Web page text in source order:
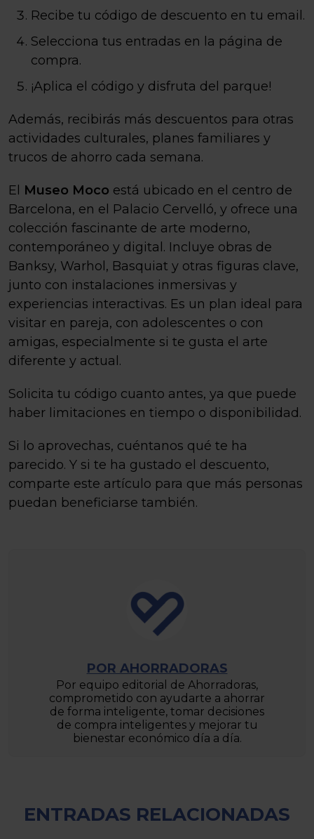
Recibe tu código de descuento en tu email.
Selecciona tus entradas en la página de
compra.
¡Aplica el código y disfruta del parque!
Además, recibirás más descuentos para otras
actividades culturales, planes familiares y
trucos de ahorro cada semana.
El Museo Moco está ubicado en el centro de
Barcelona, en el Palacio Cervelló, y ofrece una
colección fascinante de arte moderno,
contemporáneo y digital. Incluye obras de
Banksy, Warhol, Basquiat y otras figuras clave,
junto con instalaciones inmersivas y
experiencias interactivas. Es un plan ideal para
visitar en pareja, con adolescentes o con
amigas, especialmente si te gusta el arte
diferente y actual.
Solicita tu código cuanto antes, ya que puede
haber limitaciones en tiempo o disponibilidad.
Si lo aprovechas, cuéntanos qué te ha
parecido. Y si te ha gustado el descuento,
comparte este artículo para que más personas
puedan beneficiarse también.
POR AHORRADORAS
Por equipo editorial de Ahorradoras,
comprometido con ayudarte a ahorrar
de forma inteligente, tomar decisiones
de compra inteligentes y mejorar tu
bienestar económico día a día.
ENTRADAS RELACIONADAS